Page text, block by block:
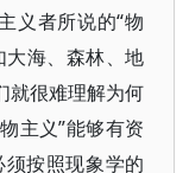
义者所说的“物
大海、森林、地
就很难理解为何
主义”能够有资
须按照现象学的